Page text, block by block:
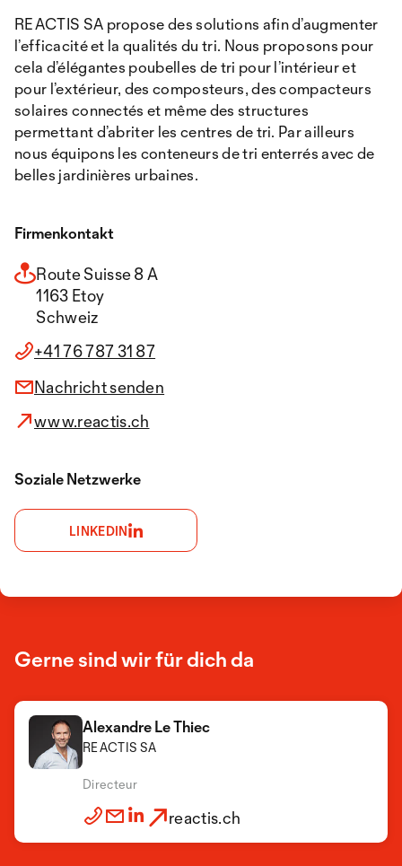
REACTIS SA propose des solutions afin d’augmenter
l’efficacité et la qualités du tri. Nous proposons pour
cela d’élégantes poubelles de tri pour l’intérieur et
pour l’extérieur, des composteurs, des compacteurs
solaires connectés et même des structures
permettant d’abriter les centres de tri. Par ailleurs
nous équipons les conteneurs de tri enterrés avec de
belles jardinières urbaines.
Firmenkontakt
Route Suisse 8 A
1163 Etoy
Schweiz
+41 76 787 31 87
Nachricht senden
www.reactis.ch
Soziale Netzwerke
LINKEDIN
Gerne sind wir für dich da
Alexandre Le Thiec
REACTIS SA
Directeur
reactis.ch